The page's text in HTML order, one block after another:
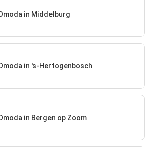
in Middelburg
in 's-Hertogenbosch
in Bergen op Zoom